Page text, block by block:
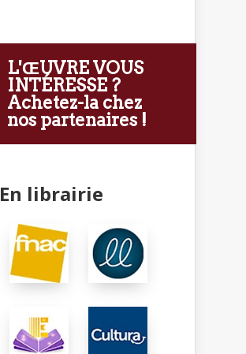
L'ŒUVRE VOUS
INTÉRESSE ?
Achetez-la chez
nos partenaires !
En librairie